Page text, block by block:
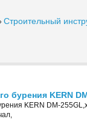
Строительный
бурения KERN
KERN DM-